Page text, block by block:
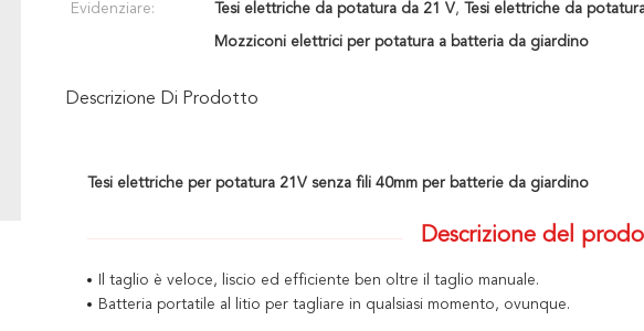
Evidenziare: Tesi elettriche da potatura da 21 V, Tesi elettriche da
Mozziconi elettrici per potatura a batteria da giardino
Descrizione Di Prodotto
Tesi elettriche per potatura 21V senza fili 40mm per batterie da giardino
Descrizione del
Il taglio è veloce, liscio ed efficiente ben oltre il taglio manuale.
Batteria portatile al litio per tagliare in qualsiasi momento, ovunque.